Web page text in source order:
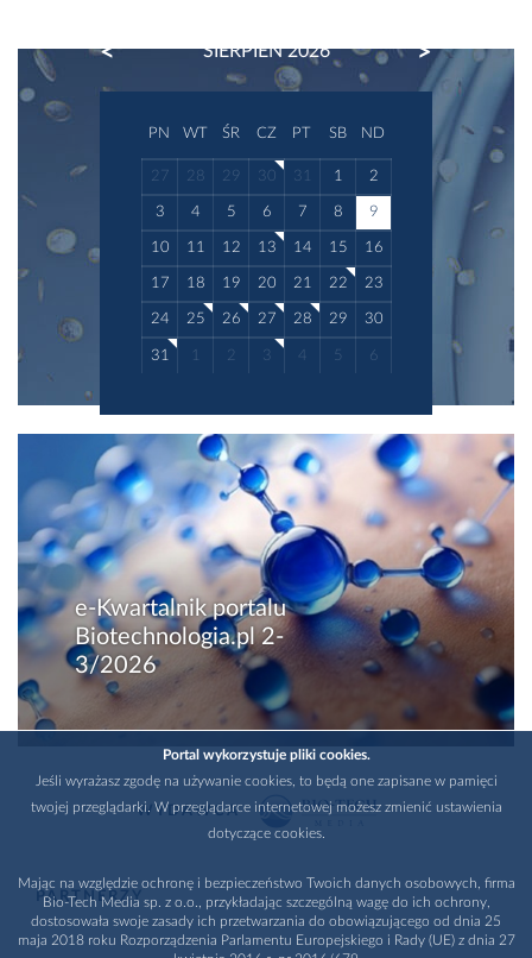
SIERPIEŃ 2026
PREVIOUS NEXT
PN WT ŚR CZ PT SB ND
27 28 29 30 31 1 2
3 4 5 6 7 8 9
10 11 12 13 14 15 16
17 18 19 20 21 22 23
24 25 26 27 28 29 30
31 1 2 3 4 5 6
e-Kwartalnik portalu
Biotechnologia.pl 2-
3/2026
WYDAWCA
PARTNERZY
Portal wykorzystuje pliki cookies.
Jeśli wyrażasz zgodę na używanie cookies, to będą one zapisane w pamięci
twojej przeglądarki. W przeglądarce internetowej możesz zmienić ustawienia
dotyczące cookies.
Mając na względzie ochronę i bezpieczeństwo Twoich danych osobowych, firma
Bio-Tech Media sp. z o.o., przykładając szczególną wagę do ich ochrony,
dostosowała swoje zasady ich przetwarzania do obowiązującego od dnia 25
maja 2018 roku Rozporządzenia Parlamentu Europejskiego i Rady (UE) z dnia 27